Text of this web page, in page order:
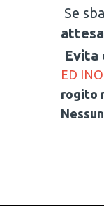
Se
attesa
Evita
ED
rogito